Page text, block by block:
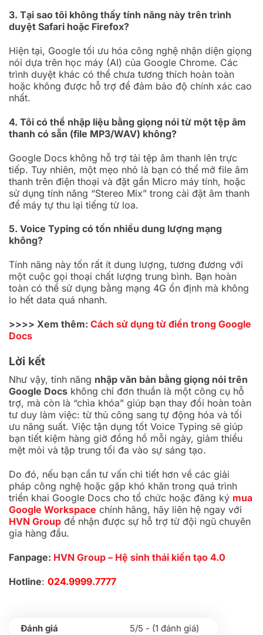
3. Tại sao tôi không thấy tính năng này trên trình
duyệt Safari hoặc Firefox?
Hiện tại, Google tối ưu hóa công nghệ nhận diện giọng
nói dựa trên học máy (AI) của Google Chrome. Các
trình duyệt khác có thể chưa tương thích hoàn toàn
hoặc không được hỗ trợ để đảm bảo độ chính xác cao
nhất.
4. Tôi có thể nhập liệu bằng giọng nói từ một tệp âm
thanh có sẵn (file MP3/WAV) không?
Google Docs không hỗ trợ tải tệp âm thanh lên trực
tiếp. Tuy nhiên, một mẹo nhỏ là bạn có thể mở file âm
thanh trên điện thoại và đặt gần Micro máy tính, hoặc
sử dụng tính năng “Stereo Mix” trong cài đặt âm thanh
để máy tự thu lại tiếng từ loa.
5. Voice Typing có tốn nhiều dung lượng mạng
không?
Tính năng này tốn rất ít dung lượng, tương đương với
một cuộc gọi thoại chất lượng trung bình. Bạn hoàn
toàn có thể sử dụng bằng mạng 4G ổn định mà không
lo hết data quá nhanh.
>>>> Xem thêm: Cách sử dụng từ điển trong Google
Docs
Lời kết
Như vậy, tính năng nhập văn bản bằng giọng nói trên
Google Docs không chỉ đơn thuần là một công cụ hỗ
trợ, mà còn là “chìa khóa” giúp bạn thay đổi hoàn toàn
tư duy làm việc: từ thủ công sang tự động hóa và tối
ưu năng suất. Việc tận dụng tốt Voice Typing sẽ giúp
bạn tiết kiệm hàng giờ đồng hồ mỗi ngày, giảm thiểu
mệt mỏi và tập trung tối đa vào sự sáng tạo.
Do đó, nếu bạn cần tư vấn chi tiết hơn về các giải
pháp công nghệ hoặc gặp khó khăn trong quá trình
triển khai Google Docs cho tổ chức hoặc đăng ký mua
Google Workspace chính hãng, hãy liên hệ ngay với
HVN Group để nhận được sự hỗ trợ từ đội ngũ chuyên
gia hàng đầu.
Fanpage: HVN Group – Hệ sinh thái kiến tạo 4.0
Hotline: 024.9999.7777
5/5 - (1 đánh giá)